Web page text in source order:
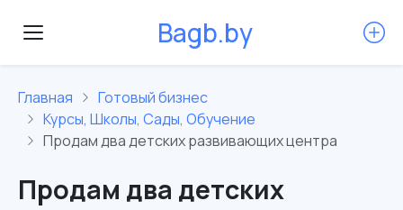
Bagb.by
Главная
Готовый бизнес
Курсы, Школы, Сады, Обучение
Продам два детских развивающих центра
Продам два детских